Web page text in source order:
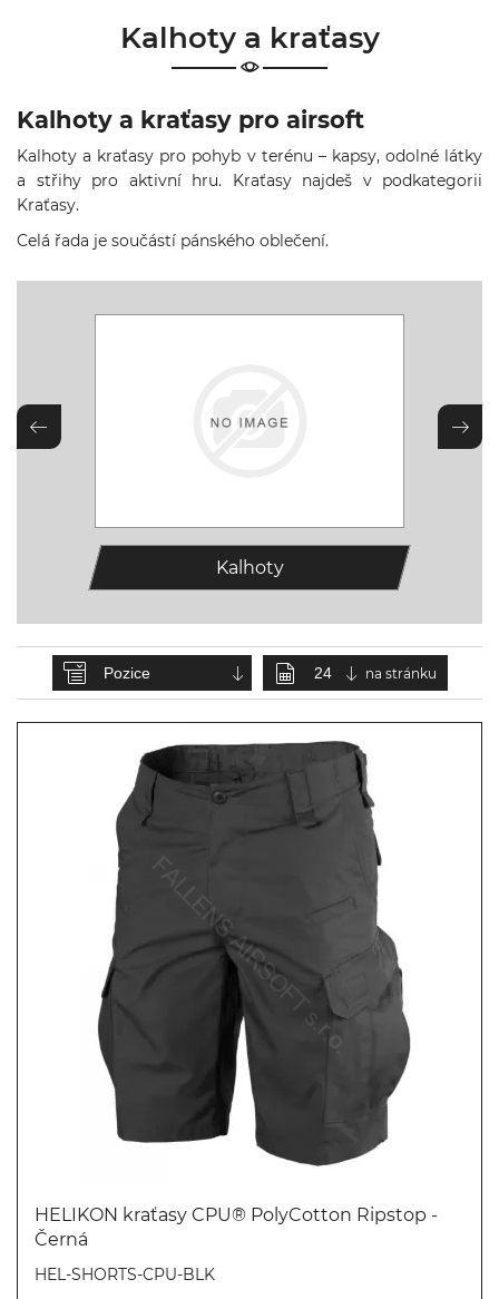
3D
Tisk
Kalhoty a kraťasy
Kalhoty a kraťasy pro airsoft
Kalhoty a kraťasy pro pohyb v terénu – kapsy, odolné látky
a střihy pro aktivní hru. Kraťasy najdeš v podkategorii
Kraťasy.
Celá řada je součástí pánského oblečení.
Kalhoty
na stránku
HELIKON kraťasy CPU® PolyCotton Ripstop -
Černá
HEL-SHORTS-CPU-BLK